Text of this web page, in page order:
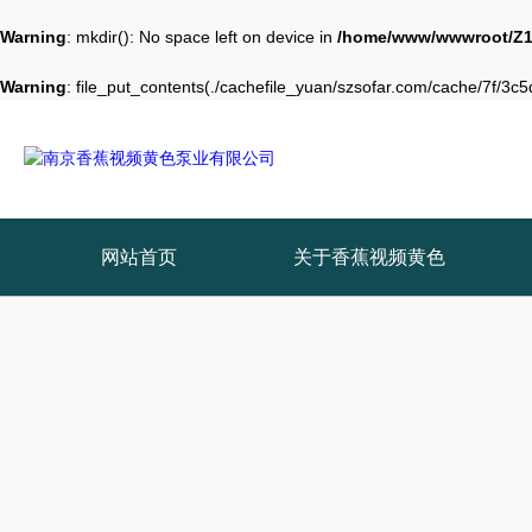
Warning: mkdir(): No space left on device in /home/www/wwwroot/
Warning: file_put_contents(./cachefile_yuan/szsofar.com/cache/7f/
网站首页 关于香蕉视频黄色